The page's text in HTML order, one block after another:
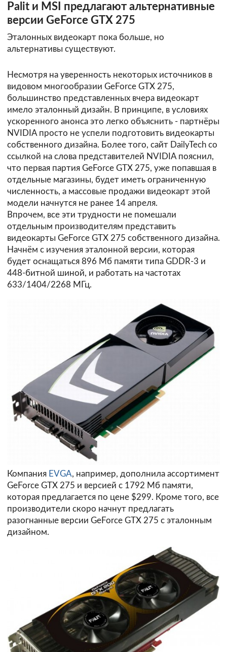
Palit и MSI предлагают альтернативные
версии GeForce GTX 275
Эталонных видеокарт пока больше, но
альтернативы существуют.
Несмотря на уверенность некоторых источников в
видовом многообразии GeForce GTX 275,
большинство представленных вчера видеокарт
имело эталонный дизайн. В принципе, в условиях
ускоренного анонса это легко объяснить - партнёры
NVIDIA просто не успели подготовить видеокарты
собственного дизайна. Более того, сайт DailyTech со
ссылкой на слова представителей NVIDIA пояснил,
что первая партия GeForce GTX 275, уже попавшая в
отдельные магазины, будет иметь ограниченную
численность, а массовые продажи видеокарт этой
модели начнутся не ранее 14 апреля.
Впрочем, все эти трудности не помешали
отдельным производителям представить
видеокарты GeForce GTX 275 собственного дизайна.
Начнём с изучения эталонной версии, которая
будет оснащаться 896 Мб памяти типа GDDR-3 и
448-битной шиной, и работать на частотах
633/1404/2268 МГц.
Компания EVGA, например, дополнила ассортимент
GeForce GTX 275 и версией с 1792 Мб памяти,
которая предлагается по цене $299. Кроме того, все
производители скоро начнут предлагать
разогнанные версии GeForce GTX 275 с эталонным
дизайном.